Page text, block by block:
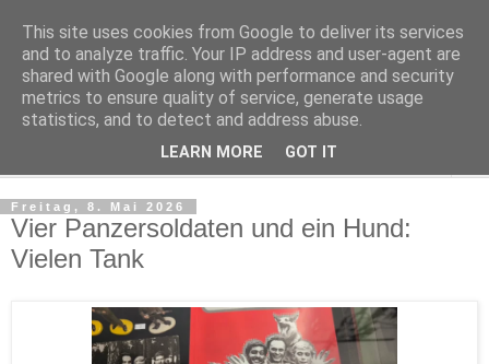
Kludge
Private Notizen aus Halle an der Saale
Freitag, 8. Mai 2026
Vier Panzersoldaten und ein Hund:
Vielen Tank
This site uses cookies from Google to deliver its services
and to analyze traffic. Your IP address and user-agent are
shared with Google along with performance and security
metrics to ensure quality of service, generate usage
statistics, and to detect and address abuse.
LEARN MORE GOT IT